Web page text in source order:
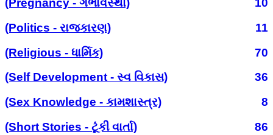
(Pregnancy - ગર્ભાવસ્થા)
10
(Politics - રાજકારણ)
11
(Religious - ધાર્મિક)
70
(Self Development - સ્વ વિકાસ)
36
(Sex Knowledge - કામશાસ્ત્ર)
8
(Short Stories - ટૂંકી વાર્તા)
86